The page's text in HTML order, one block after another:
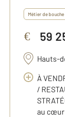
Métier de bouche
€ 59
Hauts-
À
/
au cœur